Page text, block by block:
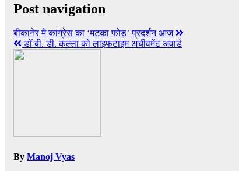
Post navigation
बीकानेर में कांग्रेस का ‘मटका फोड़’ प्रदर्शन आज
डॉ बी. डी. कल्ला को लाइफटाइम अचीवमेंट अवार्ड
By Manoj Vyas